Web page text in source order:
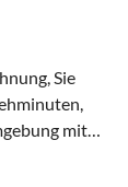
Sie
mit